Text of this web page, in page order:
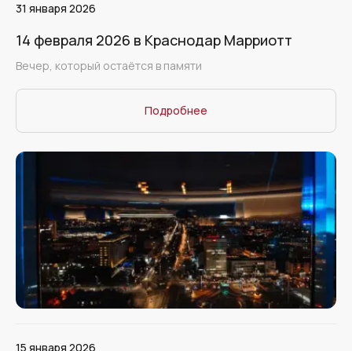
31 января 2026
14 февраля 2026 в Краснодар Марриотт
Вечер, который остаётся в памяти
Подробнее
15 января 2026